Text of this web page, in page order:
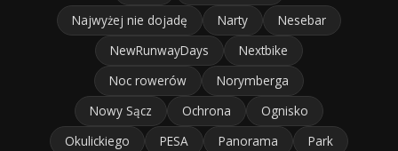
Najwyżej nie dojadę
Narty
Nesebar
NewRunwayDays
Nextbike
Noc rowerów
Norymberga
Nowy Sącz
Ochrona
Ognisko
Okulickiego
PESA Panorama
Park